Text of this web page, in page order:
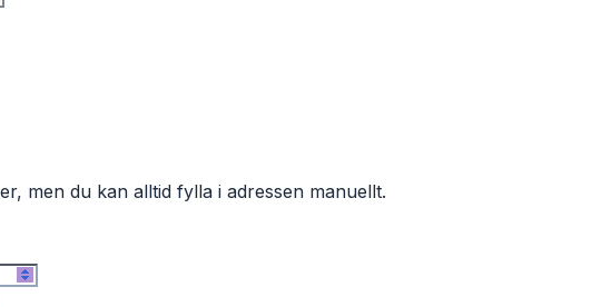
men du kan alltid fylla i adressen manuellt.